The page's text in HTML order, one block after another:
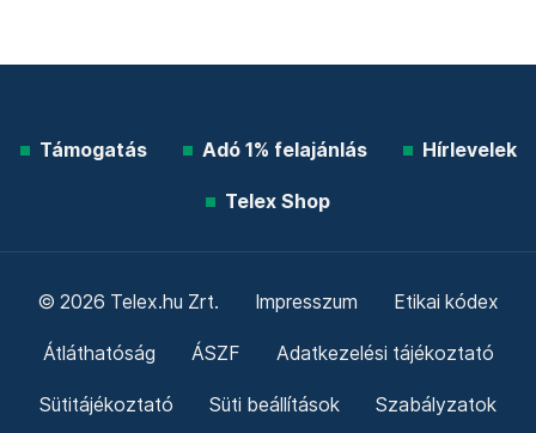
Támogatás Adó 1% felajánlás Hírlevelek
Telex Shop
© 2026 Telex.hu Zrt. Impresszum Etikai kódex
Átláthatóság ÁSZF Adatkezelési tájékoztató
Sütitájékoztató Süti beállítások Szabályzatok